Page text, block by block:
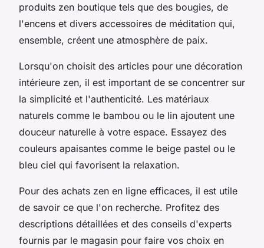
produits zen boutique tels que des bougies, de
l'encens et divers accessoires de méditation qui,
ensemble, créent une atmosphère de paix.
Lorsqu'on choisit des articles pour une décoration
intérieure zen, il est important de se concentrer sur
la simplicité et l'authenticité. Les matériaux
naturels comme le bambou ou le lin ajoutent une
douceur naturelle à votre espace. Essayez des
couleurs apaisantes comme le beige pastel ou le
bleu ciel qui favorisent la relaxation.
Pour des achats zen en ligne efficaces, il est utile
de savoir ce que l'on recherche. Profitez des
descriptions détaillées et des conseils d'experts
fournis par le magasin pour faire vos choix en